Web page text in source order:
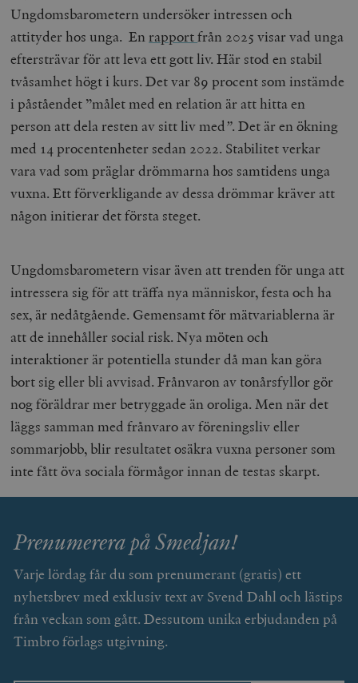
Ungdomsbarometern undersöker intressen och
attityder hos unga. Enrapportfrån 2025 visar vad unga
eftersträvar för att leva ett gott liv. Här stod en stabil
tvåsamhet högt i kurs. Det var 89 procent som instämde
i påståendet ”målet med en relation är att hitta en
person att dela resten av sitt liv med”. Det är en ökning
med 14 procentenheter sedan 2022. Stabilitet verkar
vara vad som präglar drömmarna hos samtidens unga
vuxna. Ett förverkligande av dessa drömmar kräver att
någon initierar det första steget.
Ungdomsbarometern visar även att trenden för unga att
intressera sig för att träffa nya människor, festa och ha
sex, är nedåtgående. Gemensamt för mätvariablerna är
att de innehåller social risk. Nya möten och
interaktioner är potentiella stunder då man kan göra
bort sig eller bli avvisad. Frånvaron av tonårsfyllor gör
nog föräldrar mer betryggade än oroliga. Men när det
läggs samman med frånvaro av föreningsliv eller
sommarjobb, blir resultatet osäkra vuxna personer som
inte fått öva sociala förmågor innan de testas skarpt.
Prenumerera på Smedjan!
Varje lördag får du som prenumerant (gratis) ett
nyhetsbrev med exklusiv text av Svend Dahl och lästips
från veckan som gått. Dessutom unika erbjudanden på
Timbro förlags utgivning.